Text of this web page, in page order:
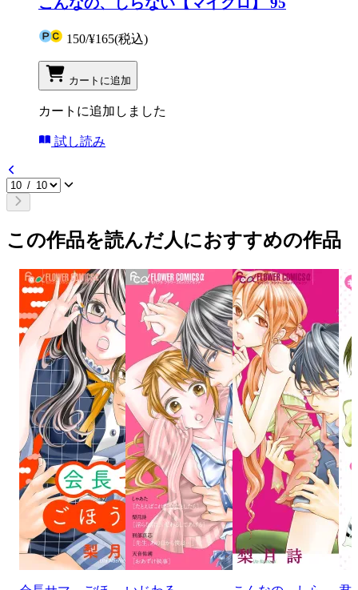
150/¥165(税込)
カートに追加
カートに追加しました
試し読み
この作品を読んだ人におすすめの作品